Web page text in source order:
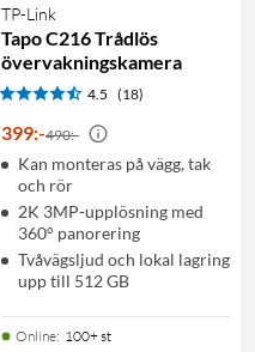
TP-Link
Tapo C216 Trådlös
övervakningskamera
4.5 (18)
399:-490:-
Kan monteras på vägg, tak
och rör
2K 3MP-upplösning med
360° panorering
Tvåvägsljud och lokal lagring
upp till 512 GB
Online: 100+ st